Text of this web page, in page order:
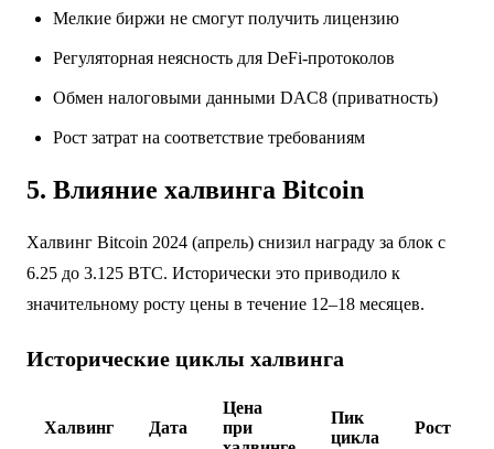
Мелкие биржи не смогут получить лицензию
Регуляторная неясность для DeFi-протоколов
Обмен налоговыми данными DAC8 (приватность)
Рост затрат на соответствие требованиям
5. Влияние халвинга Bitcoin
Халвинг Bitcoin 2024 (апрель) снизил награду за блок с
6.25 до 3.125 BTC. Исторически это приводило к
значительному росту цены в течение 12–18 месяцев.
Исторические циклы халвинга
Халвинг Дата
Цена
при
Пик
цикла
Рост